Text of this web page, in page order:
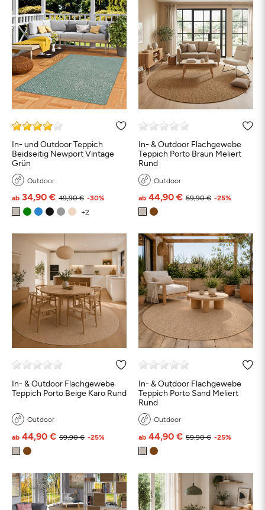
In- und Outdoor Teppich
Beidseitig Newport Vintage
Grün
Outdoor
49,90 €
ab 34,90 € -30%
In- & Outdoor Flachgewebe
Teppich Porto Braun Meliert
Rund
Outdoor
59,90 €
ab 44,90 € -25%
In- & Outdoor Flachgewebe
Teppich Porto Beige Karo Rund
Outdoor
59,90 €
ab 44,90 € -25%
In- & Outdoor Flachgewebe
Teppich Porto Sand Meliert
Rund
Outdoor
59,90 €
ab 44,90 € -25%